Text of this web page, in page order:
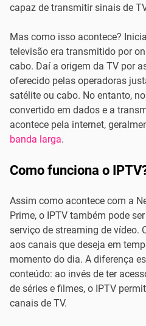
capaz de transmitir sinais de
Mas como isso acontece?
televisão era transmitido por
cabo. Daí a origem da TV por
oferecido pelas operadoras
satélite ou cabo. No entanto,
convertido em dados e a
acontece pela internet,
banda larga.
Como funciona o
Assim como acontece com a
Prime, o IPTV também pode
serviço de streaming de vídeo.
aos canais que deseja em
momento do dia. A diferença
conteúdo: ao invés de ter
de séries e filmes, o IPTV
canais de TV.